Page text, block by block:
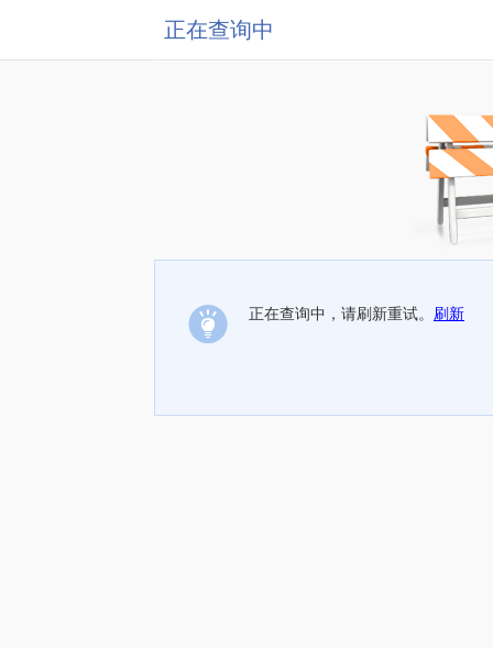
正在查询中
正在查询中，请刷新重试。 刷新